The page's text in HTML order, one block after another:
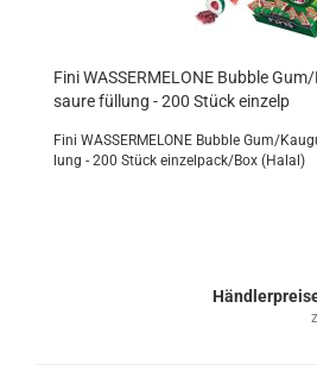
Fini WAS­SER­ME­LO­NE Bub­ble
saure fül­lung - 200 Stück ein­zelp
Fini WAS­SER­ME­LO­NE Bub­ble Gum/
lung - 200 Stück ein­zel­pack/Box (Halal)